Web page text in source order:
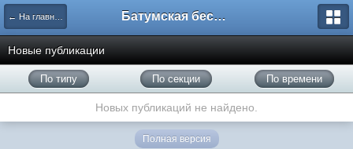
← На главную Батумская беседка
Новые публикации
По типу По секции По времени
Новых публикаций не найдено.
Полная версия